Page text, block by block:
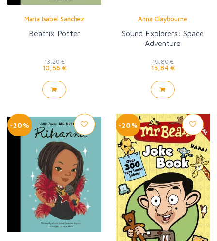
Maria Isabel Sanchez
Beatrix Potter
13,20 €
10,56 €
Anna Claybourne
Sound Explorers: Space
Adventure
19,80 €
15,84 €
-20% -20%